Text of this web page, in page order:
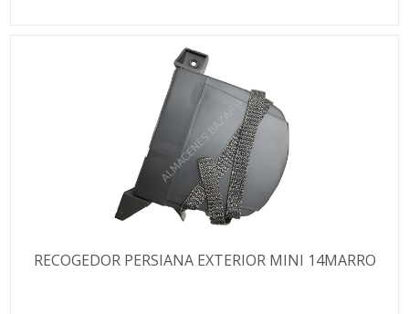
RECOGEDOR PERSIANA EXTERIOR MINI 14MARRO